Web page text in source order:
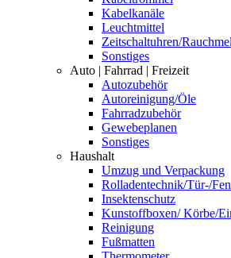
Kabelkanäle
Leuchtmittel
Zeitschaltuhren/
Sonstiges
Auto | Fahrrad | Freizeit
Autozubehör
Autoreinigung/Öle
Fahrradzubehör
Gewebeplanen
Sonstiges
Haushalt
Umzug und Verpackung
Rolladentechnik/Tür-/
Insektenschutz
Kunstoffboxen/ Körbe/
Reinigung
Fußmatten